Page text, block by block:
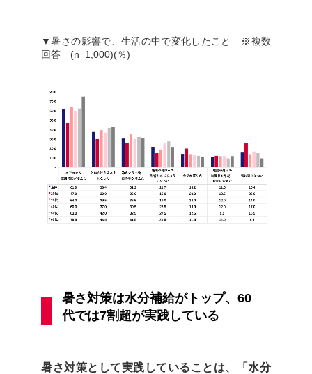
▼暑さの影響で、生活の中で変化したこと ※複数
回答 (n=1,000)(％)
暑さ対策は水分補給がトップ、60
代では7割超が実践している
暑さ対策として実践していることは、「水分